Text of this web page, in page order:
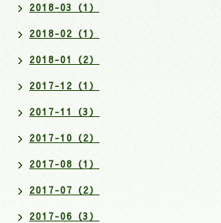
2018-03（1）
2018-02（1）
2018-01（2）
2017-12（1）
2017-11（3）
2017-10（2）
2017-08（1）
2017-07（2）
2017-06（3）